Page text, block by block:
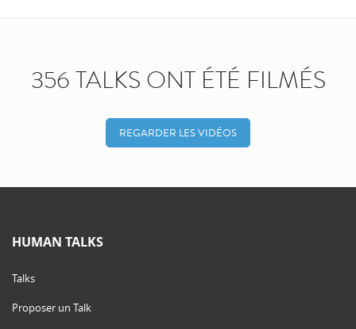
356 TALKS ONT ÉTÉ FILMÉS
REGARDER LES VIDÉOS
HUMAN TALKS
Talks
Proposer un Talk